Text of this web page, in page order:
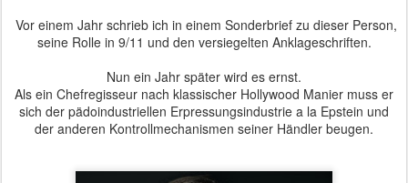
Vor einem Jahr schrieb ich in einem Sonderbrief zu dieser Person,
seine Rolle in 9/11 und den versiegelten Anklageschriften.
Nun ein Jahr später wird es ernst.
Als ein Chefregisseur nach klassischer Hollywood Manier muss er
sich der pädoindustriellen Erpressungsindustrie a la Epstein und
der anderen Kontrollmechanismen seiner Händler beugen.